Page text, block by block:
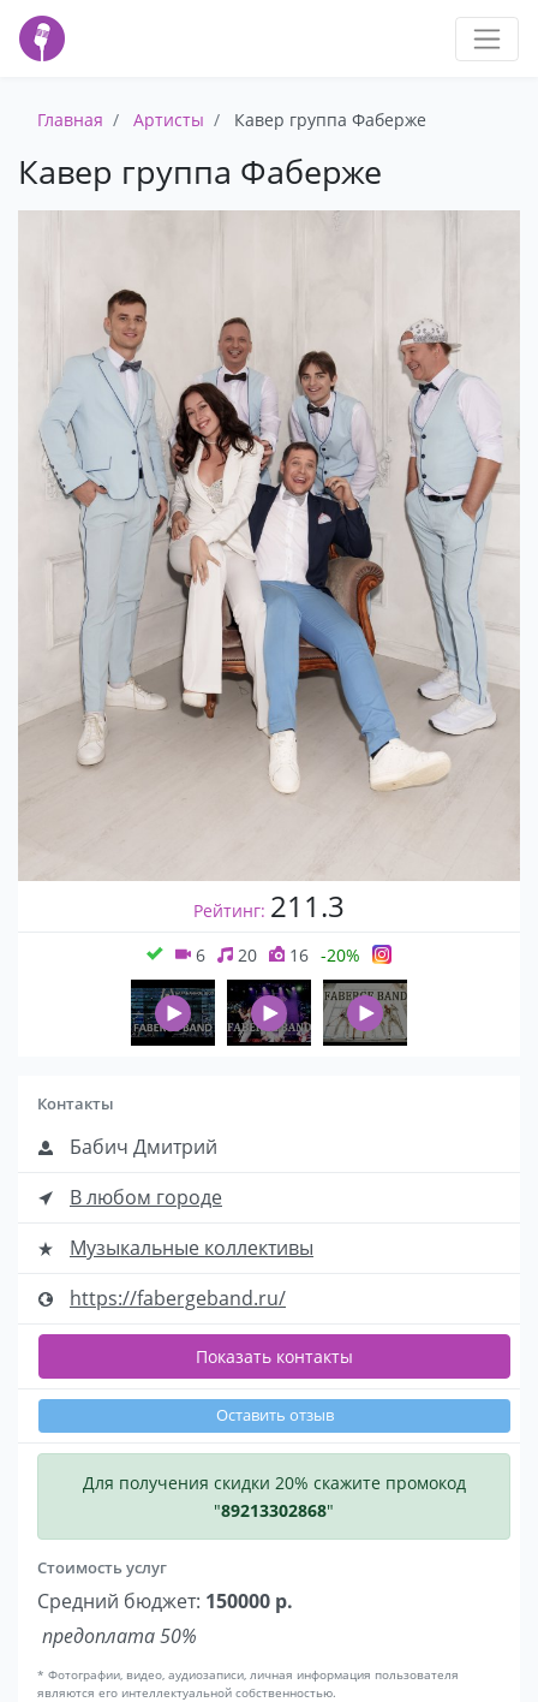
Главная Артисты Кавер группа Фаберже
Кавер группа Фаберже
Рейтинг: 211.3
6 20 16 -20%
Контакты
Бабич Дмитрий
В любом городе
Музыкальные коллективы
https://fabergeband.ru/
Показать контакты
Оставить отзыв
Для получения скидки 20% скажите промокод
"89213302868"
Стоимость услуг
Средний бюджет: 150000 р.
предоплата 50%
* Фотографии, видео, аудиозаписи, личная информация пользователя
являются его интеллектуальной собственностью.